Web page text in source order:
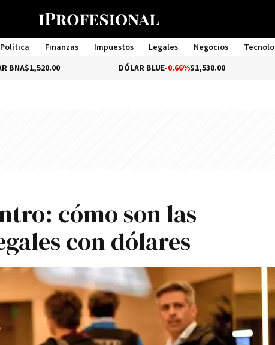
Política Finanzas Impuestos Legales Negocios
Management
-0.66%$1,530.00 DÓLAR
cómo son las
con dólares